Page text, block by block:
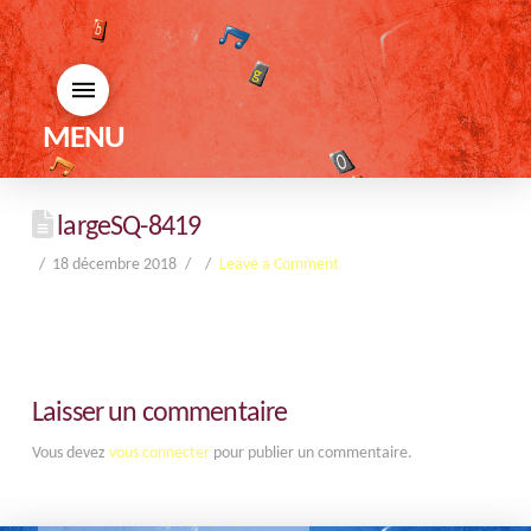
MENU
largeSQ-8419
18 décembre 2018 Leave a Comment
Laisser un commentaire
Vous devez vous connecterpour publier un commentaire.